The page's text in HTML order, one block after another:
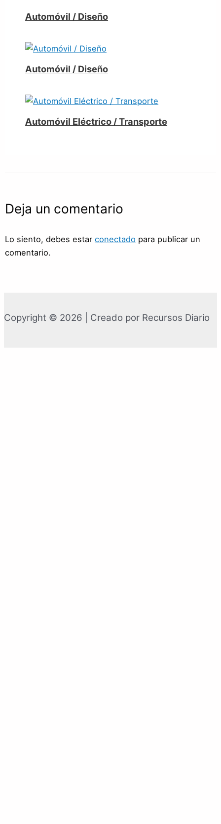
Automóvil / Diseño
Automóvil / Diseño
Automóvil Eléctrico / Transporte
Deja un comentario
Lo siento, debes estar conectado para publicar un
comentario.
Copyright © 2026 | Creado por Recursos Diario